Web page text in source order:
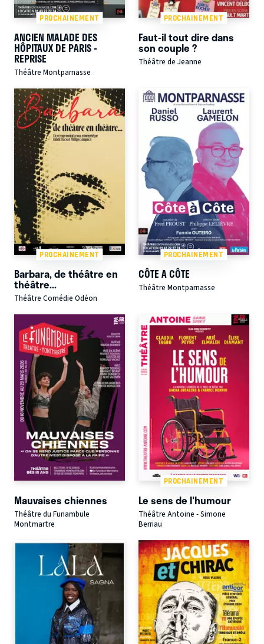
PROCHAINEMENT
ANCIEN MALADE DES
HÔPITAUX DE PARIS -
REPRISE
Théâtre Montparnasse
PROCHAINEMENT
Faut-il tout dire dans
son couple ?
Théâtre de Jeanne
PROCHAINEMENT
Barbara, de théâtre en
théâtre...
Théâtre Comédie Odéon
PROCHAINEMENT
CÔTE A CÔTE
Théâtre Montparnasse
Mauvaises chiennes
Théâtre du Funambule
Montmartre
PROCHAINEMENT
Le sens de l'humour
Théâtre Antoine - Simone
Berriau